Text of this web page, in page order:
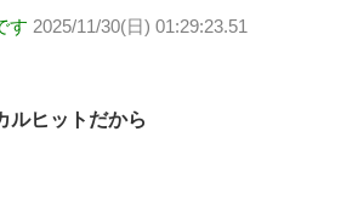
す 2025/11/30(日) 01:29:23.51
ルヒットだから